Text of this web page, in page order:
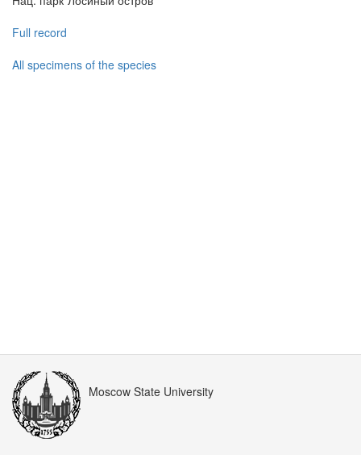
Full record
All specimens of the species
Moscow State University